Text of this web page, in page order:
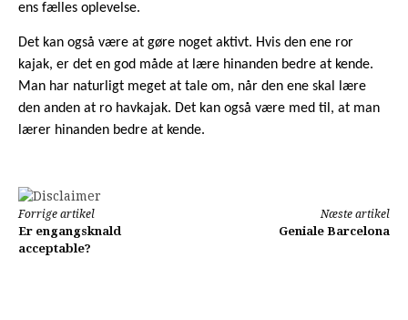
ens fælles oplevelse.
Det kan også være at gøre noget aktivt. Hvis den ene ror
kajak, er det en god måde at lære hinanden bedre at kende.
Man har naturligt meget at tale om, når den ene skal lære
den anden at ro havkajak. Det kan også være med til, at man
lærer hinanden bedre at kende.
Læs
videre
Forrige artikel
Er engangsknald
acceptable?
Næste artikel
Geniale Barcelona